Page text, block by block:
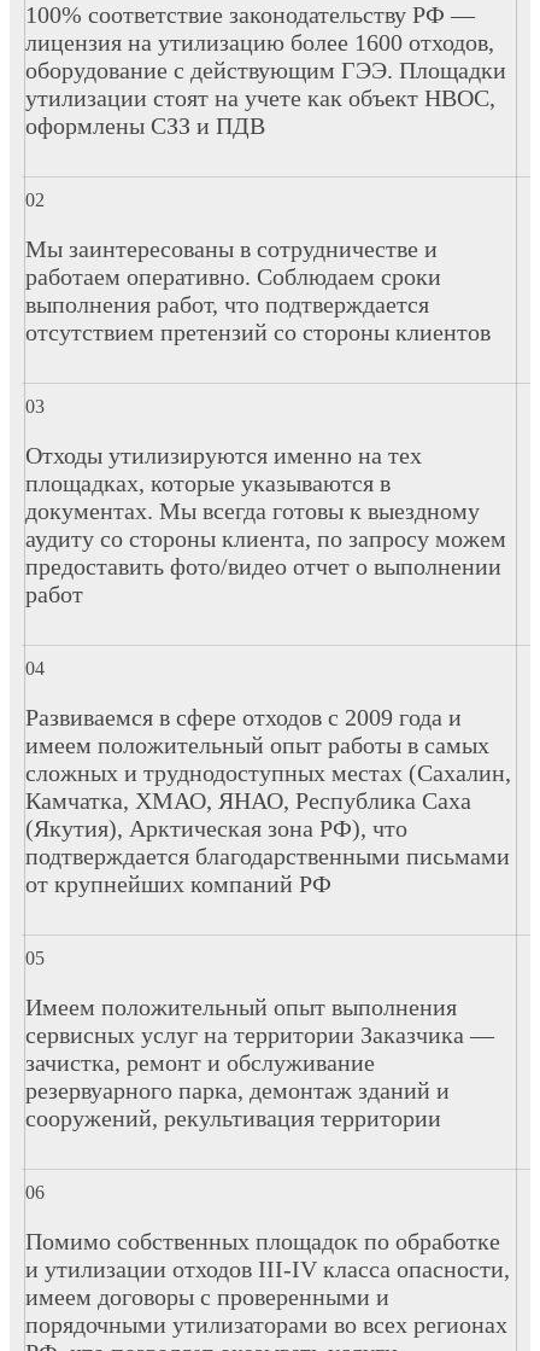
100% соответствие законодательству РФ —
лицензия на утилизацию более 1600 отходов,
оборудование с действующим ГЭЭ. Площадки
утилизации стоят на учете как объект НВОС,
оформлены СЗЗ и ПДВ
Мы заинтересованы в сотрудничестве и
работаем оперативно. Соблюдаем сроки
выполнения работ, что подтверждается
отсутствием претензий со стороны клиентов
Отходы утилизируются именно на тех
площадках, которые указываются в
документах. Мы всегда готовы к выездному
аудиту со стороны клиента, по запросу можем
предоставить фото/видео отчет о выполнении
работ
Развиваемся в сфере отходов с 2009 года и
имеем положительный опыт работы в самых
сложных и труднодоступных местах (Сахалин,
Камчатка, ХМАО, ЯНАО, Республика Саха
(Якутия), Арктическая зона РФ), что
подтверждается благодарственными письмами
от крупнейших компаний РФ
Имеем положительный опыт выполнения
сервисных услуг на территории Заказчика —
зачистка, ремонт и обслуживание
резервуарного парка, демонтаж зданий и
сооружений, рекультивация территории
Помимо собственных площадок по обработке
и утилизации отходов III-IV класса опасности,
имеем договоры с проверенными и
порядочными утилизаторами во всех регионах